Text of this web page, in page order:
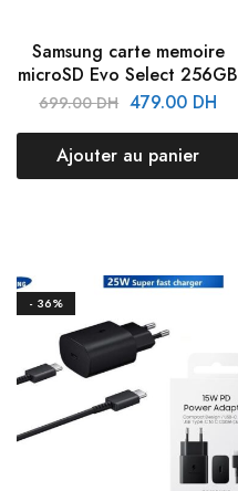
Samsung carte memoire
microSD Evo Select 256GB
699.00DH 479.00 DH
Ajouter au panier
- 36%